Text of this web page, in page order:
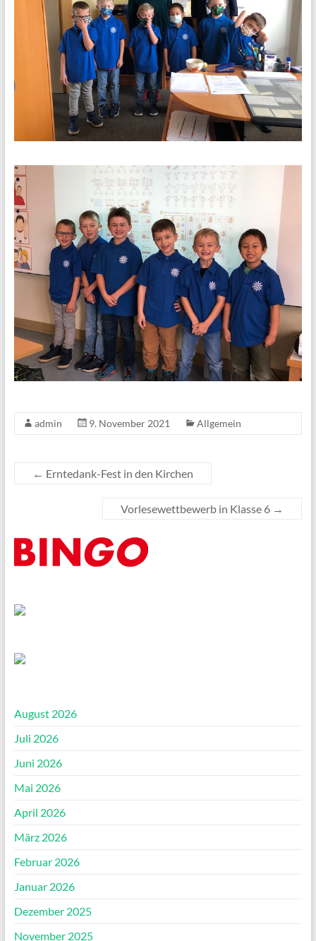
admin 9. November 2021 Allgemein
← Erntedank-Fest in den Kirchen
Vorlesewettbewerb in Klasse 6 →
August 2026
Juli 2026
Juni 2026
Mai 2026
April 2026
März 2026
Februar 2026
Januar 2026
Dezember 2025
November 2025